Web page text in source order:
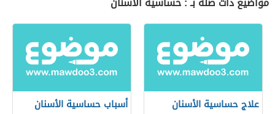
علاج حساسية الأسنان أسباب حساسية الأسنان